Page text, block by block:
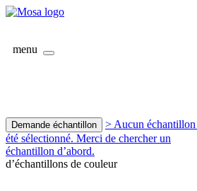
menu
Demande échantillon
> Aucun échantillon
été sélectionné. Merci de chercher un
échantillon d’abord.
d’échantillons de couleur